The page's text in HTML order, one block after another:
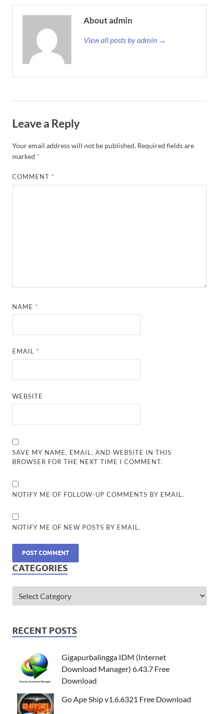
About admin
View all posts by admin →
Leave a Reply
Your email address will not be published. Required fields are
marked *
COMMENT *
NAME *
EMAIL *
WEBSITE
SAVE MY NAME, EMAIL, AND WEBSITE IN THIS
BROWSER FOR THE NEXT TIME I COMMENT.
NOTIFY ME OF FOLLOW-UP COMMENTS BY EMAIL.
NOTIFY ME OF NEW POSTS BY EMAIL.
CATEGORIES
RECENT POSTS
Gigapurbalingga IDM (Internet
Download Manager) 6.43.7 Free
Download
Go Ape Ship v1.6.6321 Free Download